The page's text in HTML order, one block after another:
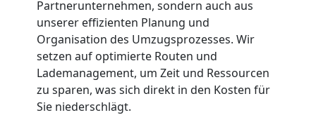
Partnerunternehmen, sondern auch aus
unserer effizienten Planung und
Organisation des Umzugsprozesses. Wir
setzen auf optimierte Routen und
Lademanagement, um Zeit und Ressourcen
zu sparen, was sich direkt in den Kosten für
Sie niederschlägt.
für
Senioren